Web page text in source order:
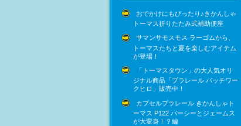
おでかけにもぴったり♪きかんしゃ
トーマス折りたたみ式補助便座
サマンサモスモス ラーゴムから、
トーマスたちと夏を楽しむアイテム
が登場！
「トーマスタウン」の大人気オリ
ジナル商品「プラレール パッチワー
クヒロ」販売中！
カプセルプラレール きかんしゃト
ーマス P122 パーシーとジェームス
が大変身！？編